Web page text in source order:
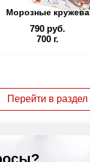
Морозные кружева
790 руб.
700 г.
Перейти в раздел